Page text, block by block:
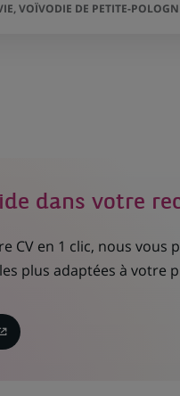
VOÏVODIE DE PETITE-
dans votre
CV en 1 clic, nous vous
plus adaptées à votre